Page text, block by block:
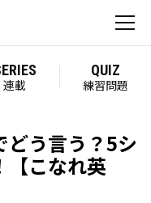
連載
QUIZ
練習問題
どう言う？5シ
【こなれ英